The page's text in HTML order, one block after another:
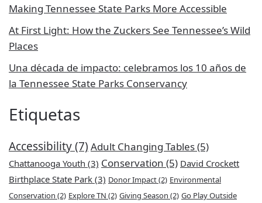
Making Tennessee State Parks More Accessible
At First Light: How the Zuckers See Tennessee’s Wild
Places
Una década de impacto: celebramos los 10 años de
la Tennessee State Parks Conservancy
Etiquetas
Accessibility(7) Adult Changing Tables(5)
Chattanooga Youth (3) Conservation (5) David Crockett
Birthplace State Park (3) Donor Impact(2) Environmental
Conservation (2) Explore TN (2) Giving Season (2) Go Play Outside